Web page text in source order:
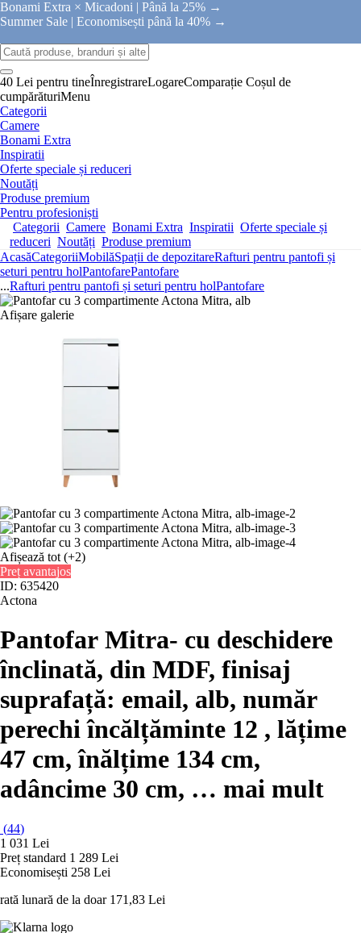
Bonami Extra × Micadoni | Până la 25% →
Summer Sale | Economisești până la 40% →
40 Lei pentru tineÎnregistrareLogareComparație Coșul de
cumpărăturiMenu
Categorii
Camere
Bonami Extra
Inspiratii
Oferte speciale și reduceri
Noutăți
Produse premium
Pentru profesioniști
Categorii Camere Bonami Extra Inspiratii Oferte speciale și
reduceri Noutăți Produse premium
AcasăCategoriiMobilăSpații de depozitareRafturi pentru pantofi și
seturi pentru holPantofarePantofare
...Rafturi pentru pantofi și seturi pentru holPantofare
Afișare galerie
Afișează tot (+2)
Preț avantajos
ID: 635420
Actona
Pantofar Mitra- cu deschidere
înclinată, din MDF, finisaj
suprafață: email, alb, număr
perechi încălțăminte 12 , lățime
47 cm, înălțime 134 cm,
adâncime 30 cm, … mai mult
(44)
1 031 Lei
Preț standard 1 289 Lei
Economisești 258 Lei
rată lunară de la doar 171,83 Lei